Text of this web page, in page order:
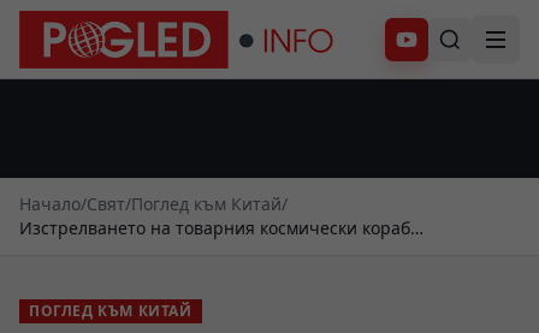
Абонирай се
Начало/Свят/Поглед към Китай/
Изстрелването на товарния космически кораб
ПОГЛЕД КЪМ КИТАЙ